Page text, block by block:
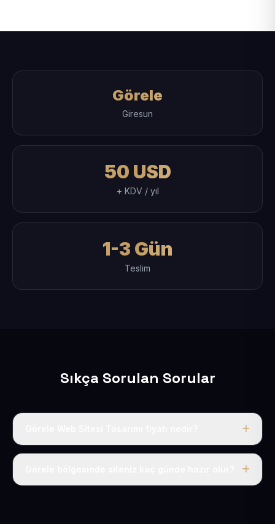
Görele
Giresun
50 USD
+ KDV / yıl
1-3 Gün
Teslim
Sıkça Sorulan Sorular
Tek fiyat uygulanır: yıllık 50 USD + KDV. Bu bedele alan